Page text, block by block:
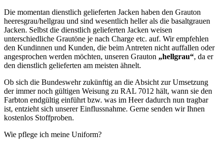
Die momentan dienstlich gelieferten Jacken haben den Grauton
heeresgrau/hellgrau und sind wesentlich heller als die basaltgrauen
Jacken. Selbst die dienstlich gelieferten Jacken weisen
unterschiedliche Grautöne je nach Charge etc. auf. Wir empfehlen
den Kundinnen und Kunden, die beim Antreten nicht auffallen oder
angesprochen werden möchten, unseren Grauton „hellgrau“, da er
den dienstlich gelieferten am meisten ähnelt.
Ob sich die Bundeswehr zukünftig an die Absicht zur Umsetzung
der immer noch gültigen Weisung zu RAL 7012 hält, wann sie den
Farbton endgültig einführt bzw. was im Heer dadurch nun tragbar
ist, entzieht sich unserer Einflussnahme. Gerne senden wir Ihnen
kostenlos Stoffproben.
Wie pflege ich meine Uniform?